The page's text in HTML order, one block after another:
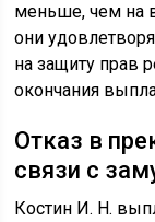
меньше, чем на
они
на защиту прав
окончания
Отказ в
связи с
Костин И. Н.